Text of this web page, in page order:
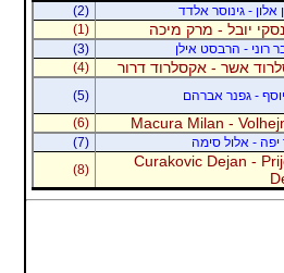
אלון - גינוסר אלדד
(2)
יובל - מרק מיכה
(1)
רוני - הרבסט אילן
(3)
אשר - אקסלרוד דרור (4)
יוסף - גפנר אברהם
(5)
Macura Milan -
(6)
יפה - אלול סימה
(7)
Curakovic Dejan -
(8)